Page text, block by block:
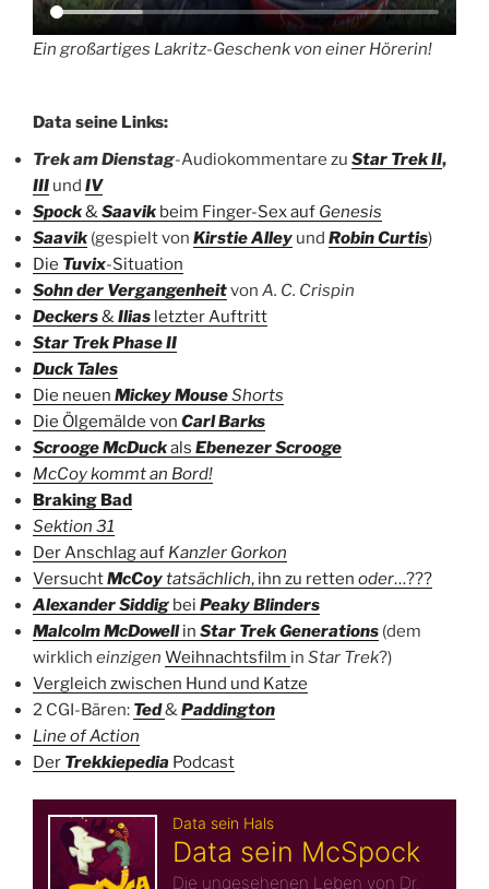
Ein großartiges Lakritz-Geschenk von einer Hörerin!
Data seine Links:
Trek am Dienstag-Audiokommentare zu Star Trek II,
III und IV
Spock&Saavik beim Finger-Sex auf Genesis
Saavik (gespielt von Kirstie Alley und Robin Curtis)
Die Tuvix-Situation
Sohn der Vergangenheitvon A. C. Crispin
Deckers&Ilias letzter Auftritt
Star Trek Phase II
Duck Tales
Die neuen Mickey MouseShorts
Die Ölgemälde von Carl Barks
Scrooge McDuckals Ebenezer Scrooge
McCoy kommt an Bord!
Braking Bad
Sektion 31
Der Anschlag auf Kanzler Gorkon
VersuchtMcCoytatsächlich, ihn zu retten oder…???
Alexander Siddig bei Peaky Blinders
Malcolm McDowellin Star Trek Generations (dem
wirklich einzigen Weihnachtsfilm in Star Trek?)
Vergleich zwischen Hund und Katze
2 CGI-Bären: Ted&Paddington
Line of Action
Der Trekkiepedia Podcast